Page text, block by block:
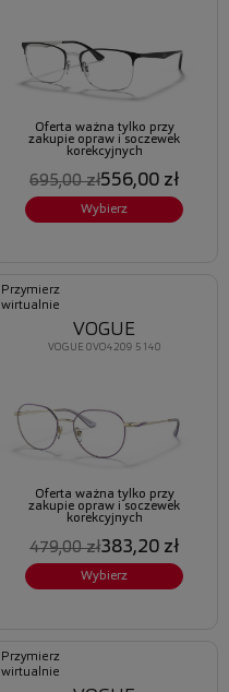
Oferta ważna tylko przy
zakupie opraw i soczewek
korekcyjnych
695,00 zł556,00 zł
Wybierz
Przymierz
wirtualnie
VOGUE 0VO4209 5140
VOGUE
Oferta ważna tylko przy
zakupie opraw i soczewek
korekcyjnych
479,00 zł383,20 zł
Wybierz
Przymierz
wirtualnie